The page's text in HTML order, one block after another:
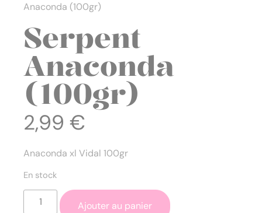
Anaconda (100gr)
Serpent
Anaconda
(100gr)
2,99 €
Anaconda xl Vidal 100gr
En stock
Ajouter au panier